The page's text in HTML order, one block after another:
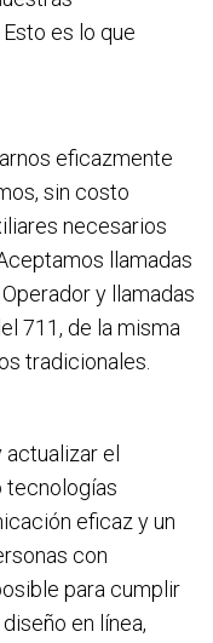
es lo que
eficazmente
sin costo
necesarios
llamadas
y llamadas
711, de la misma
tradicionales.
el
tecnologías
eficaz y un
con
para cumplir
en línea,